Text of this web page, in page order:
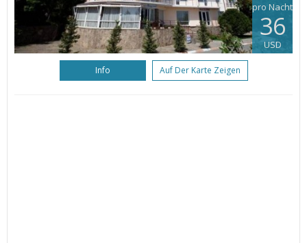
pro Nacht
36
USD
Info Auf Der Karte Zeigen